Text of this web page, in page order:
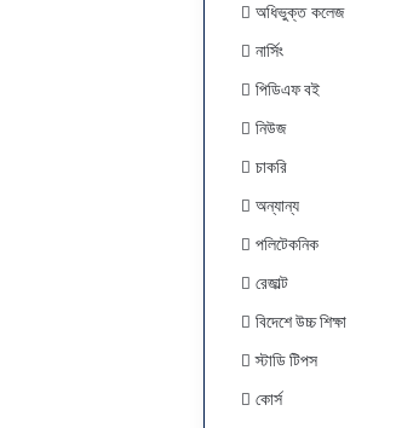
অধিভুক্ত কলেজ
নার্সিং
পিডিএফ বই
নিউজ
চাকরি
অন্যান্য
পলিটেকনিক
রেজাল্ট
বিদেশে উচ্চ শিক্ষা
স্টাডি টিপস
কোর্স